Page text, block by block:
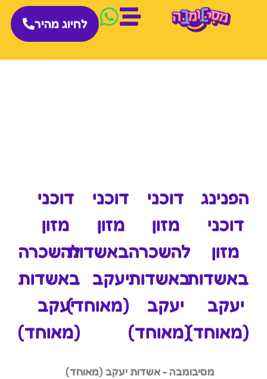
לחיוג מהיר
הפנינג
דוכני
מזון
באשדות
יעקב
(מאוחד)
דוכני
מזון
להשכרה
באשדות
יעקב
(מאוחד)
דוכני
מזון
באשדות
יעקב
(מאוחד)
דוכני
מזון
להשכרה
באשדות
יעקב
(מאוחד)
מסיבומבה - אשדות יעקב (מאוחד)